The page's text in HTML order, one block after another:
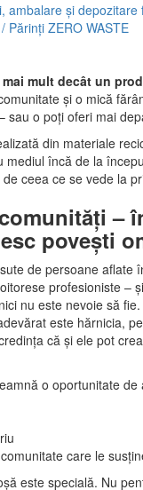
ambalare și depozitare
Părinți ZERO WASTE
mult decât un
și o mică
sau o poți oferi mai
din materiale
mediul încă de la
ceea ce se vede la
–
povești
de persoane aflate
profesioniste –
nu este nevoie să fie.
este hărnicia,
că și ele pot
o oportunitate de
care le
este specială. Nu